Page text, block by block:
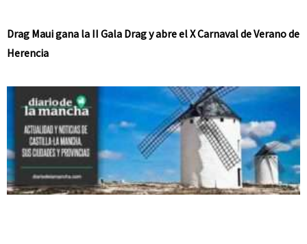
Drag Maui gana la II Gala Drag y abre el X Carnaval de Verano de
Herencia